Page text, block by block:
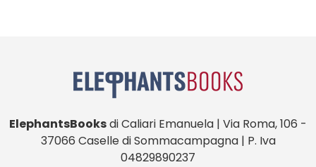
ElephantsBooksdi Caliari Emanuela | Via Roma, 106 -
37066 Caselle di Sommacampagna | P. Iva
04829890237